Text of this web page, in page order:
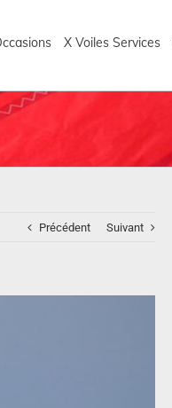
X Voiles Services
Précédent Suivant